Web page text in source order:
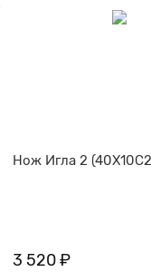
Нож Игла 2
3 520 ₽